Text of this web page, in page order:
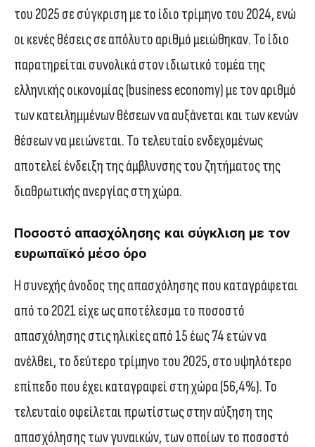
του 2025 σε σύγκριση με το ίδιο τρίμηνο του 2024, ενώ
οι κενές θέσεις σε απόλυτο αριθμό μειώθηκαν. Το ίδιο
παρατηρείται συνολικά στον ιδιωτικό τομέα της
ελληνικής οικονομίας (business economy) με τον αριθμό
των κατειλημμένων θέσεων να αυξάνεται και των κενών
θέσεων να μειώνεται. Το τελευταίο ενδεχομένως
αποτελεί ένδειξη της άμβλυνσης του ζητήματος της
διαθρωτικής ανεργίας στη χώρα.
Ποσοστό απασχόλησης και σύγκλιση με τον
ευρωπαϊκό μέσο όρο
Η συνεχής άνοδος της απασχόλησης που καταγράφεται
από το 2021 είχε ως αποτέλεσμα το ποσοστό
απασχόλησης στις ηλικίες από 15 έως 74 ετών να
ανέλθει, το δεύτερο τρίμηνο του 2025, στο υψηλότερο
επίπεδο που έχει καταγραφεί στη χώρα (56,4%). Το
τελευταίο οφείλεται πρωτίστως στην αύξηση της
απασχόλησης των γυναικών, των οποίων το ποσοστό